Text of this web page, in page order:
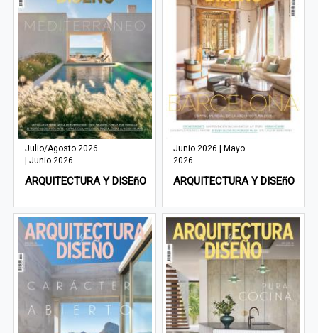
Julio/Agosto 2026
| Junio 2026
ARQUITECTURA Y DISEñO
Junio 2026 | Mayo
2026
ARQUITECTURA Y DISEñO